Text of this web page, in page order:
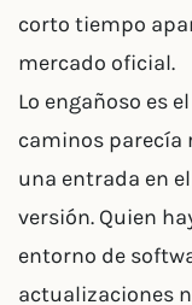
corto tiempo
mercado oficial.
Lo engañoso es
caminos
una entrada en
versión. Quien
entorno de
actualizaciones